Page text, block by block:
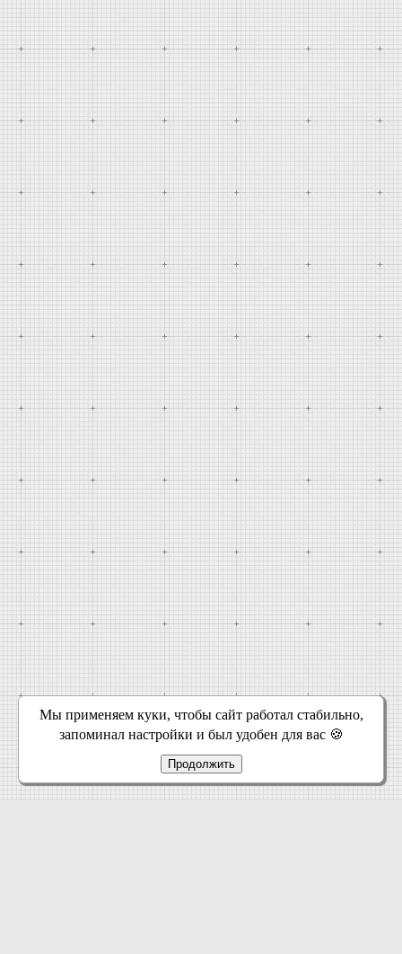
Мы применяем куки, чтобы сайт работал стабильно,
запоминал настройки и был удобен для вас 🍪
Продолжить